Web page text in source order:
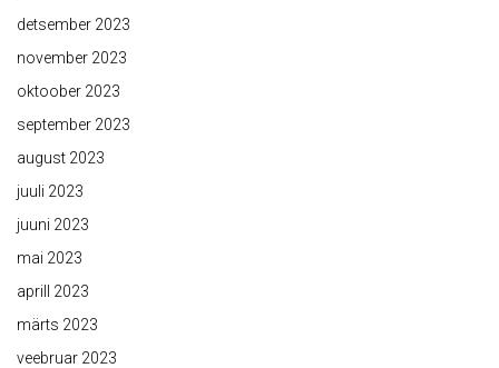
detsember 2023
november 2023
oktoober 2023
september 2023
august 2023
juuli 2023
juuni 2023
mai 2023
aprill 2023
märts 2023
veebruar 2023